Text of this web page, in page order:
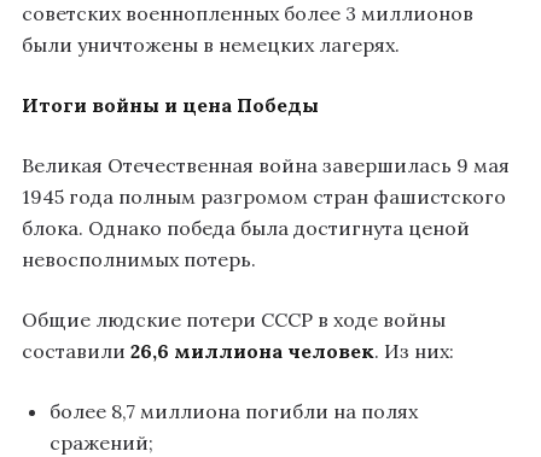
советских военнопленных более 3 миллионов
были уничтожены в немецких лагерях.
Итоги войны и цена Победы
Великая Отечественная война завершилась 9 мая
1945 года полным разгромом стран фашистского
блока. Однако победа была достигнута ценой
невосполнимых потерь.
Общие людские потери СССР в ходе войны
составили 26,6 миллиона человек. Из них:
более 8,7 миллиона погибли на полях
сражений;